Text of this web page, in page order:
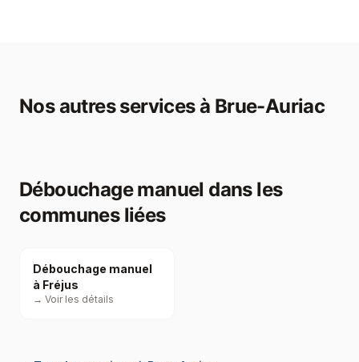
Nos autres services à Brue-Auriac
Débouchage manuel dans les
communes liées
Débouchage manuel
à Fréjus
→ Voir les détails